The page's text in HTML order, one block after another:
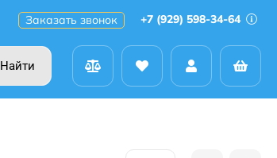
Заказать звонок +7 (929) 598-34-64
Найти